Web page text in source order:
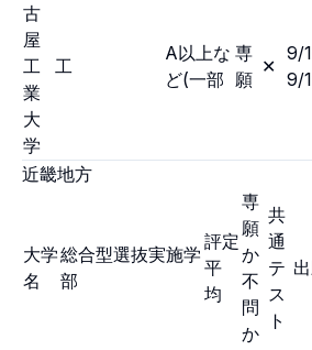
古
屋
工
業
大
学
工
A以上な
ど(一部
専
願
✕
9/
9/
近畿地方
大学
名
総合型選抜実施学
部
評定
平
均
専
願
か
不
問
か
共
通
テ
ス
ト